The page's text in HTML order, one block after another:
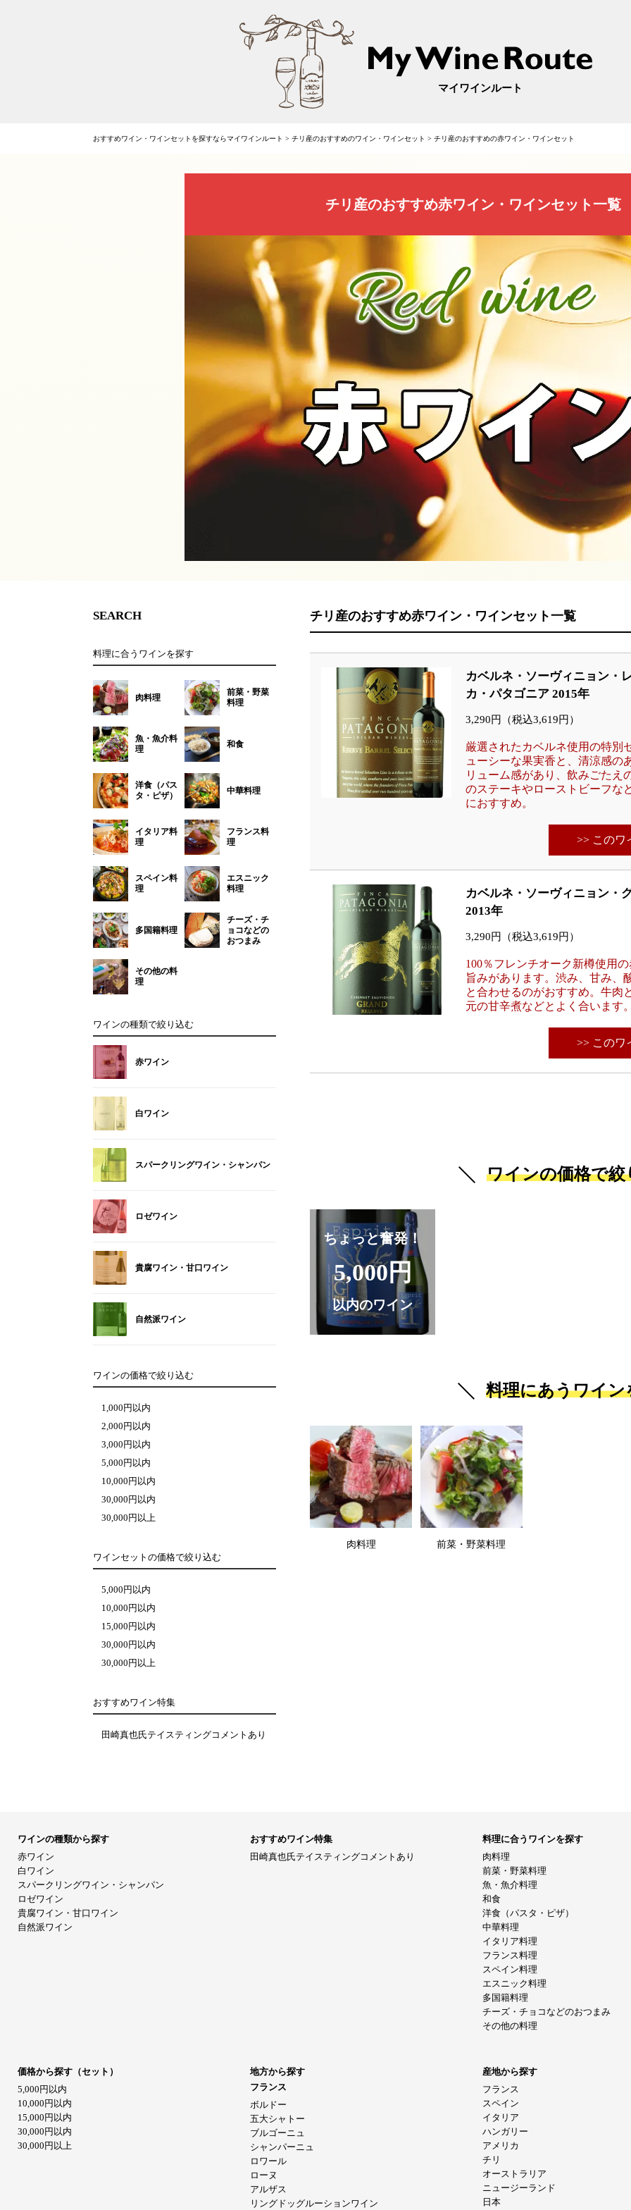
マイワインルート
おすすめワイン・ワインセットを探すならマイワインルート > チリ産のおすすめのワイン・ワインセット > チリ産のおすすめの赤ワイン・ワインセット
チリ産のおすすめ赤ワイン・ワインセット一覧
SEARCH
料理に合うワインを探す
肉料理
前菜・野菜
料理
魚・魚介料
理
和食
洋食（パス
タ・ピザ）
中華料理
イタリア料
理
フランス料
理
スペイン料
理
エスニック
料理
多国籍料理
チーズ・チ
ョコなどの
おつまみ
その他の料
理
ワインの種類で絞り込む
赤ワイン
白ワイン
スパークリングワイン・シャンパン
ロゼワイン
貴腐ワイン・甘口ワイン
自然派ワイン
ワインの価格で絞り込む
1,000円以内
2,000円以内
3,000円以内
5,000円以内
10,000円以内
30,000円以内
30,000円以上
ワインセットの価格で絞り込む
5,000円以内
10,000円以内
15,000円以内
30,000円以内
30,000円以上
おすすめワイン特集
田崎真也氏テイスティングコメントあり
チリ産のおすすめ赤ワイン・ワインセット一覧
カベルネ・ソーヴィニョン・
カ・パタゴニア 2015年
3,290円（税込3,619円）
厳選されたカベルネ使用の特別
ューシーな果実香と、清涼感の
リューム感があり、飲みごたえ
のステーキやローストビーフな
におすすめ。
>> このワ
カベルネ・ソーヴィニョン・
2013年
3,290円（税込3,619円）
100％フレンチオーク新樽使用
旨みがあります。渋み、甘み、
と合わせるのがおすすめ。牛肉
元の甘辛煮などとよく合います
>> このワ
ワインの価格で絞
ちょっと奮発！
5,000円
以内のワイン
料理にあうワイン
肉料理 前菜・野菜料理
ワインの種類から探す
赤ワイン
白ワイン
スパークリングワイン・シャンパン
ロゼワイン
貴腐ワイン・甘口ワイン
自然派ワイン
おすすめワイン特集
田崎真也氏テイスティングコメントあり
料理に合うワインを探す
肉料理
前菜・野菜料理
魚・魚介料理
和食
洋食（パスタ・ピザ）
中華料理
イタリア料理
フランス料理
スペイン料理
エスニック料理
多国籍料理
チーズ・チョコなどのおつまみ
その他の料理
価格から探す（セット）
5,000円以内
10,000円以内
15,000円以内
30,000円以内
30,000円以上
地方から探す
フランス
ボルドー
五大シャトー
ブルゴーニュ
シャンパーニュ
ロワール
ローヌ
アルザス
リングドッグルーションワイン
産地から探す
フランス
スペイン
イタリア
ハンガリー
アメリカ
チリ
オーストラリア
ニュージーランド
日本